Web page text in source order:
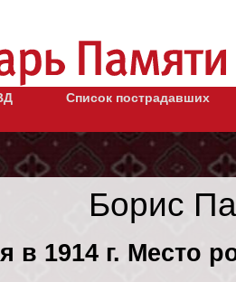
Список пострадавших
Борис
в 1914 г. Место